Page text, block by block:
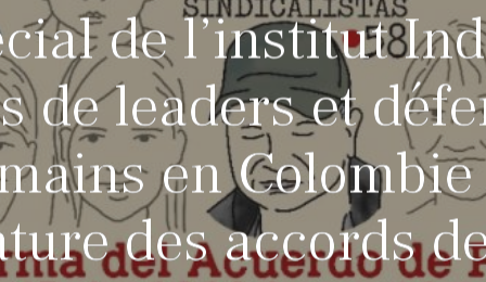
de l’institut
de leaders et
en
des accords